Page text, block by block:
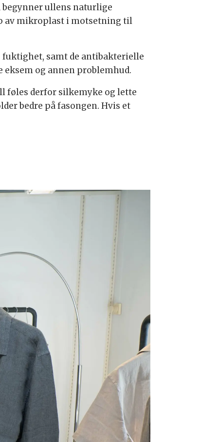
begynner ullens naturlige
av mikroplast i motsetning til
samt de antibakterielle
og annen problemhud.
føles derfor silkemyke og lette
bedre på fasongen. Hvis et